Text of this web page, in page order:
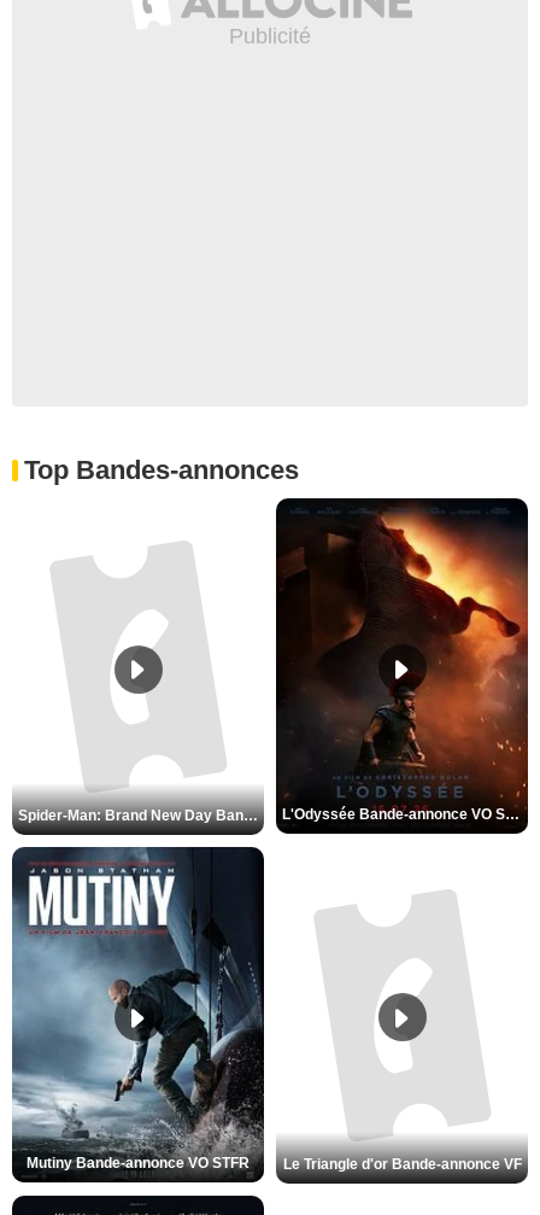
Top Bandes-annonces
Spider-Man: Brand New Day Bande-annonce VO STFR L'Odyssée Bande-annonce VO STFR
Mutiny Bande-annonce VO STFR Le Triangle d'or Bande-annonce VF